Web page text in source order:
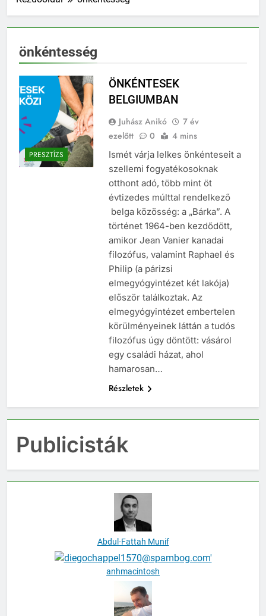
önkéntesség
PRESZTÍZS
ÖNKÉNTESEK
BELGIUMBAN
Juhász Anikó
7 év
ezelőtt
0 4 mins
Ismét várja lelkes önkénteseit a
szellemi fogyatékosoknak
otthont adó, több mint öt
évtizedes múlttal rendelkező
belga közösség: a „Bárka”. A
történet 1964-ben kezdődött,
amikor Jean Vanier kanadai
filozófus, valamint Raphael és
Philip (a párizsi
elmegyógyintézet két lakója)
először találkoztak. Az
elmegyógyintézet embertelen
körülményeinek láttán a tudós
filozófus úgy döntött: vásárol
egy családi házat, ahol
hamarosan…
Részletek
Publicisták
Abdul-Fattah Munif
anhmacintosh